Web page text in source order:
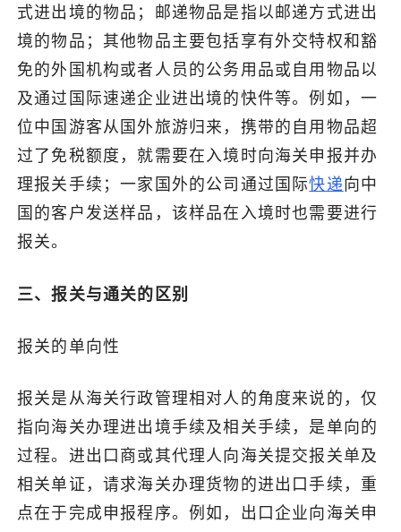
式进出境的物品；邮递物品是指以邮递方式进出
境的物品；其他物品主要包括享有外交特权和豁
免的外国机构或者人员的公务用品或自用物品以
及通过国际速递企业进出境的快件等。例如，一
位中国游客从国外旅游归来，携带的自用物品超
过了免税额度，就需要在入境时向海关申报并办
理报关手续；一家国外的公司通过国际快递向中
国的客户发送样品，该样品在入境时也需要进行
报关。
三、报关与通关的区别
报关的单向性
报关是从海关行政管理相对人的角度来说的，仅
指向海关办理进出境手续及相关手续，是单向的
过程。进出口商或其代理人向海关提交报关单及
相关单证，请求海关办理货物的进出口手续，重
点在于完成申报程序。例如，出口企业向海关申